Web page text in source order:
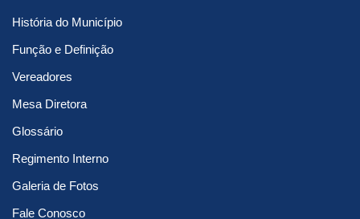
História do Município
Função e Definição
Vereadores
Mesa Diretora
Glossário
Regimento Interno
Galeria de Fotos
Fale Conosco